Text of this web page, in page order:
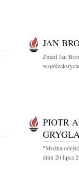
JAN
Zmarł Jan
PIOTR
"Można
dniu 20 lipca